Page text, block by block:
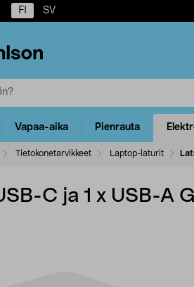
FI SV
Vapaa-aika Pienrauta
Tietokonetarvikkeet Laptop-laturit
C ja 1 x USB-A